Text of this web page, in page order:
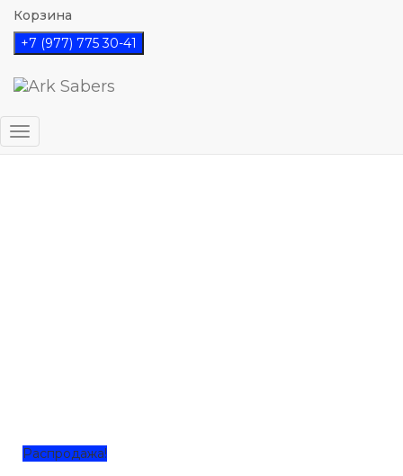
Корзина
+7 (977) 775 30-41
Переключить
мечи/ Дарт Мол
Распродажа!